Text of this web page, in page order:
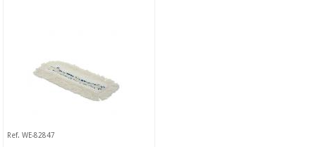
Ref. WE-82847